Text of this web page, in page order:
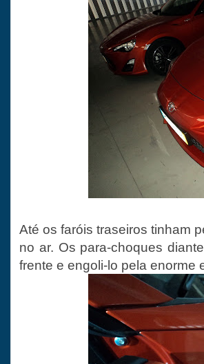
Até os faróis traseiros tinham
no ar. Os para-choques
frente e engoli-lo pela enorme